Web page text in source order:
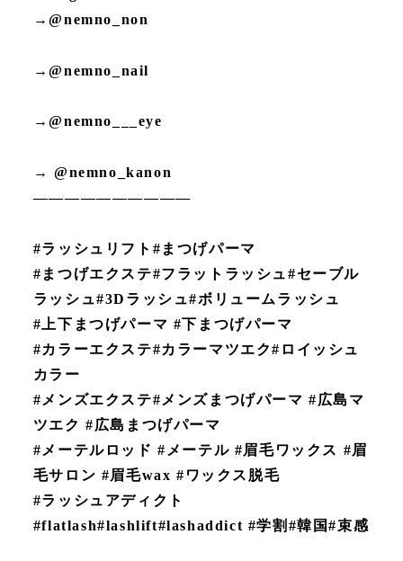
→@nemno_non
→@nemno_nail
→@nemno___eye
→ @nemno_kanon
——————————
#ラッシュリフト#まつげパーマ
#まつげエクステ#フラットラッシュ#セーブル
ラッシュ#3Dラッシュ#ボリュームラッシュ
#上下まつげパーマ #下まつげパーマ
#カラーエクステ#カラーマツエク#ロイッシュ
カラー
#メンズエクステ#メンズまつげパーマ #広島マ
ツエク #広島まつげパーマ
#メーテルロッド #メーテル #眉毛ワックス #眉
毛サロン #眉毛wax #ワックス脱毛
#ラッシュアディクト
#flatlash#lashlift#lashaddict #学割#韓国#束感